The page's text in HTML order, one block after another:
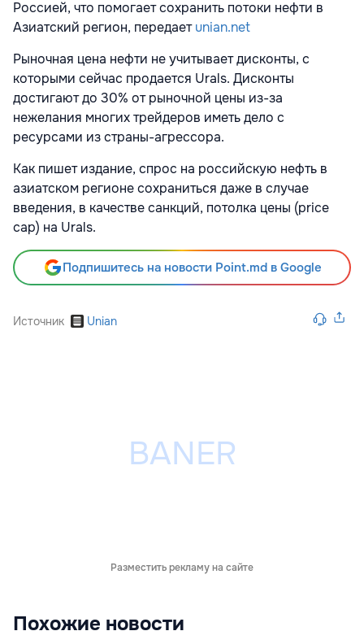
Россией, что помогает сохранить потоки нефти в
Азиатский регион, передаетunian.net
Рыночная цена нефти не учитывает дисконты, с
которыми сейчас продается Urals. Дисконты
достигают до 30% от рыночной цены из-за
нежелания многих трейдеров иметь дело с
ресурсами из страны-агрессора.
Как пишет издание, спрос на российскую нефть в
азиатском регионе сохраниться даже в случае
введения, в качестве санкций, потолка цены (price
cap) на Urals.
Подпишитесь на новости Point.md в Google
Источник Unian
Разместить рекламу на сайте
Похожие новости